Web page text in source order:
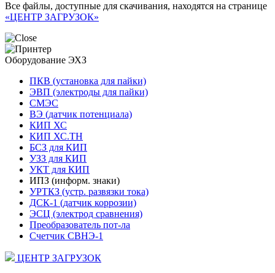
Все файлы, доступные для скачивания, находятся на странице
«ЦЕНТР ЗАГРУЗОК»
Оборудование ЭХЗ
ПКВ (установка для пайки)
ЭВП (электроды для пайки)
СМЭС
ВЭ (датчик потенциала)
КИП ХС
КИП ХС.ТН
БСЗ для КИП
УЗЗ для КИП
УКТ для КИП
ИПЗ (информ. знаки)
УРТКЗ (устр. развязки тока)
ДСК-1 (датчик коррозии)
ЭСЦ (электрод сравнения)
Преобразователь пот-ла
Счетчик СВНЭ-1
ЦЕНТР ЗАГРУЗОК